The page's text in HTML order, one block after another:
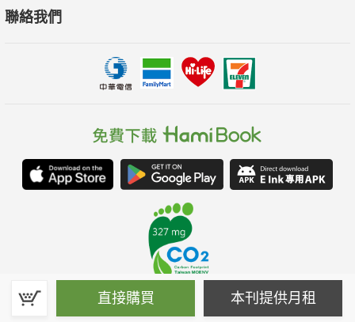
直接購買 本刊提供月租
聯絡我們